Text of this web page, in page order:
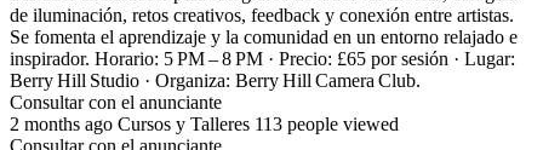
de iluminación, retos creativos, feedback y conexión entre artistas.
Se fomenta el aprendizaje y la comunidad en un entorno relajado e
inspirador. Horario: 5 PM – 8 PM · Precio: £65 por sesión · Lugar:
Berry Hill Studio · Organiza: Berry Hill Camera Club.
Consultar con el anunciante
2 months ago Cursos y Talleres 113 people viewed
Consultar con el anunciante